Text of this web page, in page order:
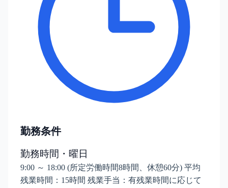
勤務条件
勤務時間・曜日
9:00 ～ 18:00 (所定労働時間8時間、休憩60分) 平均
残業時間：15時間 残業手当：有残業時間に応じて